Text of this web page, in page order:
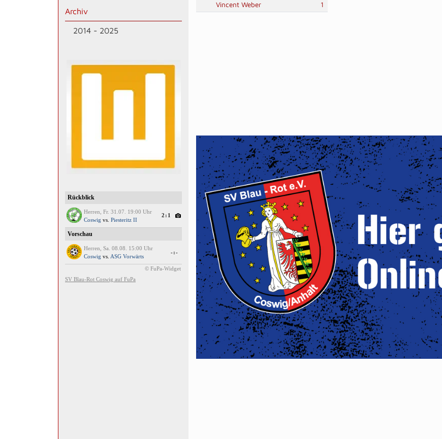
Archiv
2014 - 2025
Vincent Weber
1